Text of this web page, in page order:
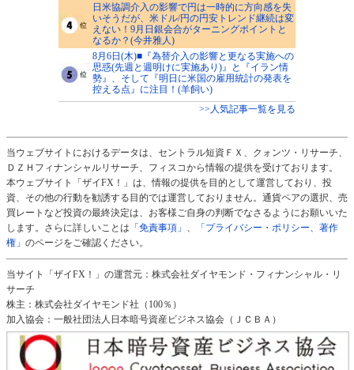
日米協調介入の影響で円は一時的に方向感を失
いそうだが、米ドル/円の円安トレンド継続は変
えない！9月日銀会合がターニングポイントと
なるか？(今井雅人)
8月6日(木)■『為替介入の影響と更なる実施への
思惑(先週と週明けに実施あり)』と『イラン情
勢』、そして『明日に米国の雇用統計の発表を
控える点』に注目！(羊飼い)
>>人気記事一覧を見る
当ウェブサイトにおけるデータは、セントラル短資ＦＸ、クォンツ・リサーチ、
ＤＺＨフィナンシャルリサーチ、フィスコから情報の提供を受けております。
本ウェブサイト「ザイFX！」は、情報の提供を目的として運営しており、投
資、その他の行動を勧誘する目的では運営しておりません。通貨ペアの選択、売
買レートなど投資の最終決定は、お客様ご自身の判断でなさるようにお願いいた
します。さらに詳しいことは 「免責事項」
「プライバシー・ポリシー、著作
権」 のページをご確認ください。
当サイト「ザイFX！」の運営元：株式会社ダイヤモンド・フィナンシャル・リ
サーチ
株主：株式会社ダイヤモンド社（100％）
加入協会：一般社団法人日本暗号資産ビジネス協会（ＪＣＢＡ）